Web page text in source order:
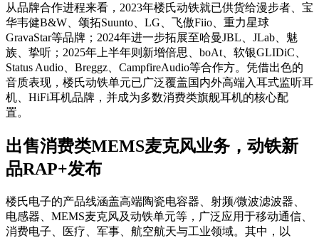
从品牌合作进程来看，2023年楼氏动铁就已供货给漫步者、宝
华韦健B&W、颂拓Suunto、LG、飞傲Fiio、重力星球
GravaStar等品牌；2024年进一步拓展至哈曼JBL、JLab、魅
族、挚听；2025年上半年则新增倍思、boAt、软银GLIDiC、
Status Audio、Breggz、CampfireAudio等合作方。凭借出色的
音质表现，楼氏动铁单元已广泛覆盖国内外高端入耳式监听耳
机、HiFi耳机品牌，并成为多数消费类旗舰耳机的核心配
置。
出售消费类MEMS麦克风业务，动铁新
品RAP+发布
楼氏电子的产品线涵盖高端陶瓷电容器、射频/微波滤波器、
电感器、MEMS麦克风及动铁单元等，广泛应用于移动通信、
消费电子、医疗、军事、航空航天与工业领域。其中，以